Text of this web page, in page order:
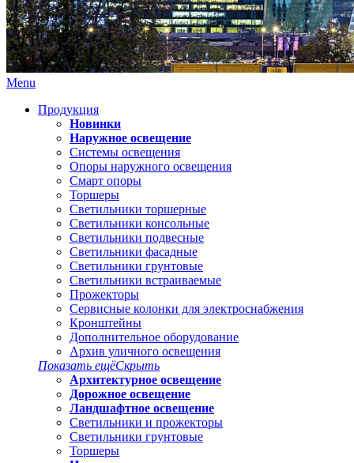
Menu
Продукция
Новинки
Наружное освещение
Системы освещения
Опоры наружного освещения
Смарт опоры
Торшеры
Светильники торшерные
Светильники консольные
Светильники подвесные
Светильники фасадные
Светильники грунтовые
Светильники встраиваемые
Прожекторы
Сервисные колонки для электроснабжения
Кронштейны
Дополнительное оборудование
Архив уличного освещения
Показать ещёСкрыть
Архитектурное освещение
Дорожное освещение
Ландшафтное освещение
Светильники и прожекторы
Светильники грунтовые
Торшеры